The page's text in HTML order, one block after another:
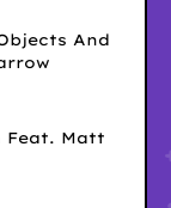
And
Feat. Matt